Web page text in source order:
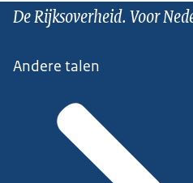
De Rijksoverheid. Voor
Andere talen